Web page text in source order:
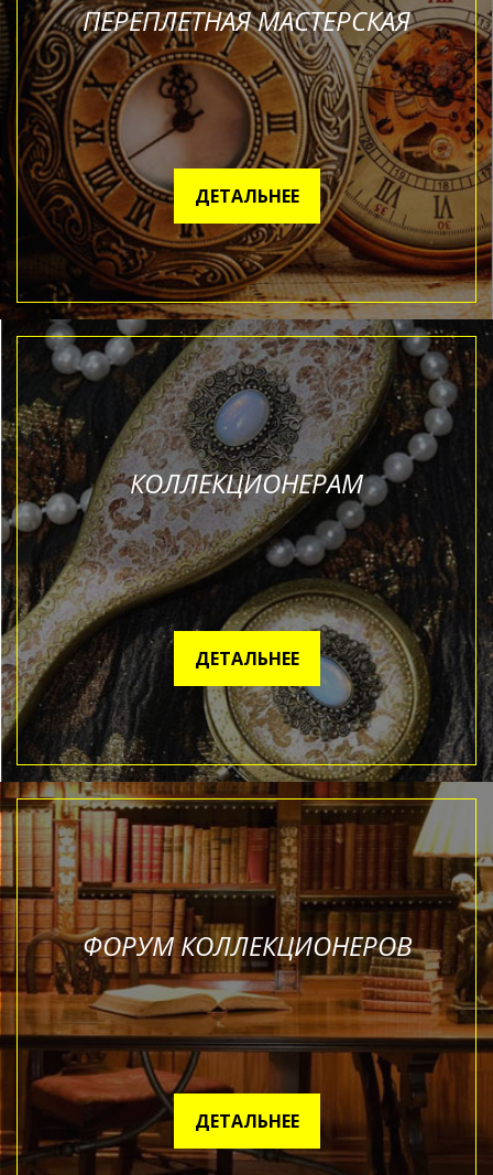
ПЕРЕПЛЕТНАЯ МАСТЕРСКАЯ
ДЕТАЛЬНЕЕ
КОЛЛЕКЦИОНЕРАМ
ДЕТАЛЬНЕЕ
ФОРУМ КОЛЛЕКЦИОНЕРОВ
ДЕТАЛЬНЕЕ